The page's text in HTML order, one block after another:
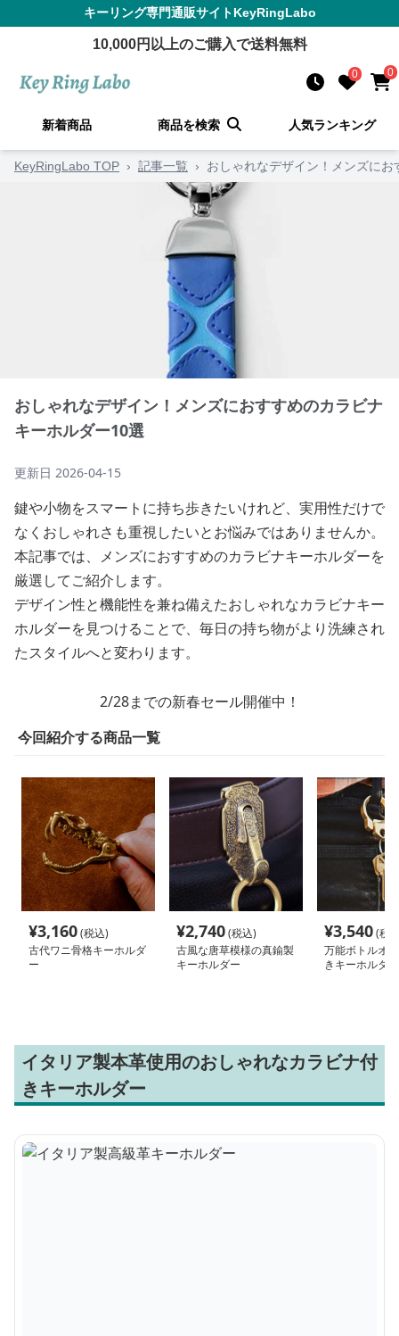
キーリング専門通販サイトKeyRingLabo
10,000円以上のご購入で送料無料
0 0
新着商品 商品を検索 人気ランキング
KeyRingLabo TOP › 記事一覧 › おしゃれなデザイン！メンズに
おしゃれなデザイン！メンズにおすすめのカラビナ
キーホルダー10選
更新日 2026-04-15
鍵や小物をスマートに持ち歩きたいけれど、実用性だけで
なくおしゃれさも重視したいとお悩みではありませんか。
本記事では、メンズにおすすめのカラビナキーホルダーを
厳選してご紹介します。
デザイン性と機能性を兼ね備えたおしゃれなカラビナキー
ホルダーを見つけることで、毎日の持ち物がより洗練され
たスタイルへと変わります。
2/28までの新春セール開催中！
今回紹介する商品一覧
¥3,160(税込)
古代ワニ骨格キーホルダ
ー
¥2,740(税込)
古風な唐草模様の真鍮製
キーホルダー
¥3,540(税
万能ボトルオ
きキーホルダー
イタリア製本革使用のおしゃれなカラビナ付
きキーホルダー